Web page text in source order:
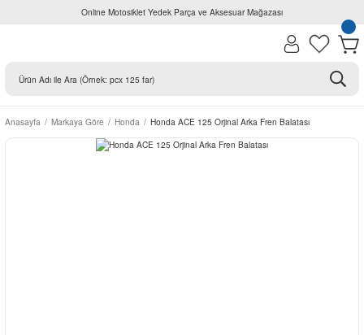
Online Motosiklet Yedek Parça ve Aksesuar Mağazası
Anasayfa Markaya Göre Honda Honda ACE 125 Orjinal Arka Fren Balatası